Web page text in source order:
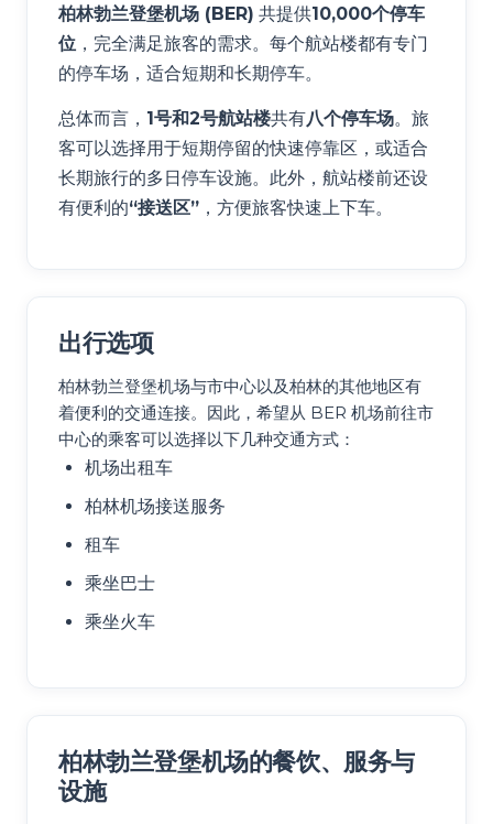
柏林勃兰登堡机场 (BER) 共提供10,000个停车
位 ，完全满足旅客的需求。每个航站楼都有专门
的停车场，适合短期和长期停车。
总体而言， 1号和2号航站楼共有八个停车场。旅
客可以选择用于短期停留的快速停靠区，或适合
长期旅行的多日停车设施。此外，航站楼前还设
有便利的“接送区” ，方便旅客快速上下车。
出行选项
柏林勃兰登堡机场与市中心以及柏林的其他地区有
着便利的交通连接。因此，希望从 BER 机场前往市
中心的乘客可以选择以下几种交通方式：
机场出租车
柏林机场接送服务
租车
乘坐巴士
乘坐火车
柏林勃兰登堡机场的餐饮、服务与
设施